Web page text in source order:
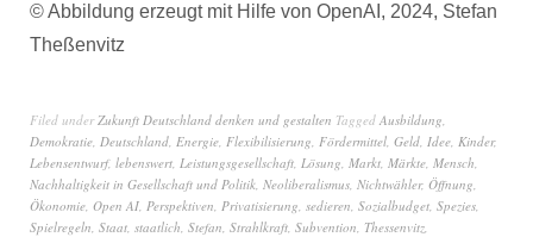
© Abbildung erzeugt mit Hilfe von OpenAI, 2024, Stefan
Theßenvitz
Filed underZukunft Deutschland denken und gestalten Tagged Ausbildung,
Demokratie, Deutschland, Energie, Flexibilisierung, Fördermittel, Geld, Idee, Kinder,
Lebensentwurf, lebenswert, Leistungsgesellschaft, Lösung, Markt, Märkte, Mensch,
Nachhaltigkeit in Gesellschaft und Politik, Neoliberalismus, Nichtwähler, Öffnung,
Ökonomie, Open AI, Perspektiven, Privatisierung, sedieren, Sozialbudget, Spezies,
Spielregeln, Staat, staatlich, Stefan, Strahlkraft, Subvention, Thessenvitz,